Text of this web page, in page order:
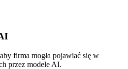
firma mogła pojawiać się w
przez modele AI.